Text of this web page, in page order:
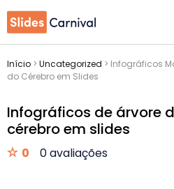
Início > Uncategorized > Infográficos
do Cérebro em Slides
Infográficos de árvore
cérebro em slides
0 0 avaliações